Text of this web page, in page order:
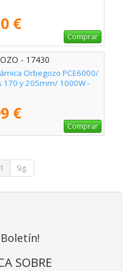
€
Comprar
- 17430
Orbegozo PCE6000/
170 y 205mm/ 1000W -
€
Comprar
Sig.
SOBRE